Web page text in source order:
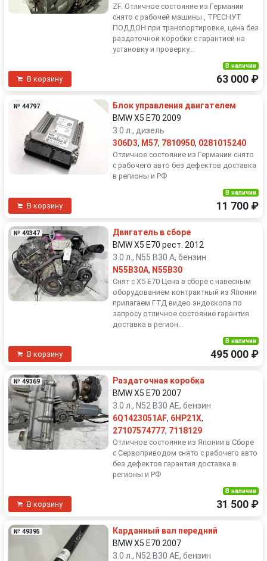
ZF. Отличное состояние из Германии
снято с рабочей машины , ТРЕСНУТ
ПОДДОН при транспортировке, цена без
раздаточной коробки с гарантией на
установку и проверку...
В корзину
В наличии
63 000 ₽
№ 44797
Блок управления двигателем
BMW X5 E70 2009
3.0 л., дизель
306D3, M57, 7810950, 0281015240
Отличное состояние из Германии снято
с рабочего авто без дефектов доставка
в регионы и РФ
В корзину
В наличии
11 700 ₽
№ 49347
Двигатель в сборе
BMW X5 E70 рест. 2012
3.0 л., N55 B30 A, бензин
N55B30A, N55B30
Снят с Х5 Е70 Цена в сборе с навесным
оборудованием контрактный из Японии
прилагаем ГТД видео эндоскопа по
запросу отличное состояние гарантия
доставка в регион...
В корзину
В наличии
495 000 ₽
№ 49369
Раздаточная коробка
BMW X5 E70 2007
3.0 л., N52 B30 AE, бензин
6Q1423051AF, 6HP21X,
27107574777, 7118129
Отличное состояние из Японии в Сборе
с Сервоприводом снято с рабочего авто
без дефектов гарантия доставка в
регионы и РФ
В корзину
В наличии
31 500 ₽
№ 49395
Карданный вал передний
BMW X5 E70 2007
3.0 л., N52 B30 AE, бензин